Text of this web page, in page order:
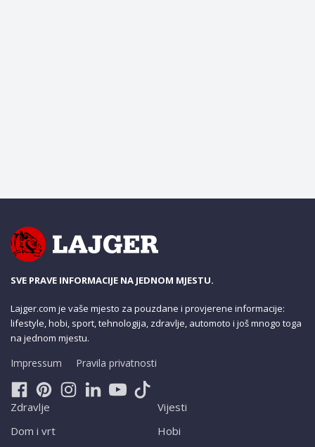
SVE PRAVE INFORMACIJE NA JEDNOM MJESTU.
Lajger.com je vaše mjesto za pouzdane i provjerene informacije:
lifestyle, hobi, sport, tehnologija, zdravlje, automoto i još mnogo toga
na jednom mjestu.
Impressum Pravila privatnosti
Zdravlje
Dom i vrt
Vijesti
Hobi